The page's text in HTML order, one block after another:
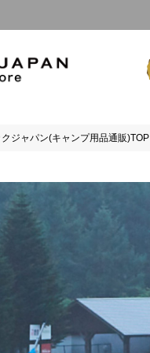
ジャパン(キャンプ用品通販)TOP